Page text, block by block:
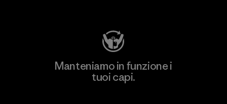
Manteniamo in funzione i
tuoi capi.